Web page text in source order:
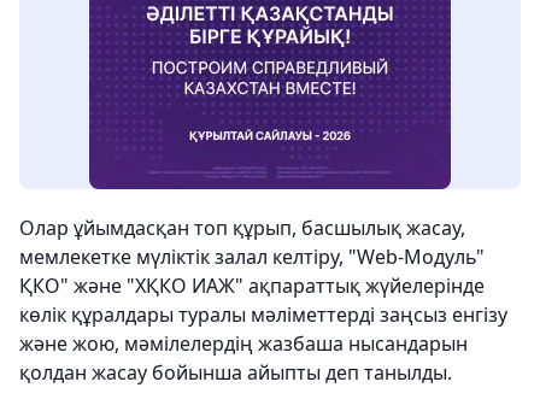
Олар ұйымдасқан топ құрып, басшылық жасау,
мемлекетке мүліктік залал келтіру, "Web-Модуль"
ҚКО" және "ХҚКО ИАЖ" ақпараттық жүйелерінде
көлік құралдары туралы мәліметтерді заңсыз енгізу
және жою, мәмілелердің жазбаша нысандарын
қолдан жасау бойынша айыпты деп танылды.